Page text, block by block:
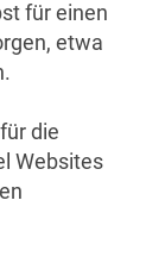
für einen
etwa
die
Websites